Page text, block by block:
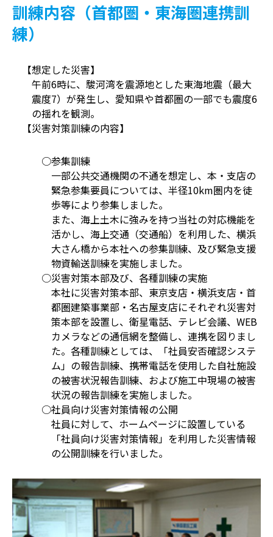
訓練内容（首都圏・東海圏連携訓
練）
【想定した災害】
午前6時に、駿河湾を震源地とした東海地震（最大
震度7）が発生し、愛知県や首都圏の一部でも震度6
の揺れを観測。
【災害対策訓練の内容】
○参集訓練
一部公共交通機関の不通を想定し、本・支店の
緊急参集要員については、半径10km圏内を徒
歩等により参集しました。
また、海上土木に強みを持つ当社の対応機能を
活かし、海上交通（交通船）を利用した、横浜
大さん橋から本社への参集訓練、及び緊急支援
物資輸送訓練を実施しました。
○災害対策本部及び、各種訓練の実施
本社に災害対策本部、東京支店・横浜支店・首
都圏建築事業部・名古屋支店にそれぞれ災害対
策本部を設置し、衛星電話、テレビ会議、WEB
カメラなどの通信網を整備し、連携を図りまし
た。各種訓練としては、「社員安否確認システ
ム」の報告訓練、携帯電話を使用した自社施設
の被害状況報告訓練、および施工中現場の被害
状況の報告訓練を実施しました。
○社員向け災害対策情報の公開
社員に対して、ホームページに設置している
「社員向け災害対策情報」を利用した災害情報
の公開訓練を行いました。